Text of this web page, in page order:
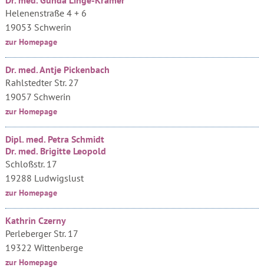
Helenenstraße 4 + 6
19053 Schwerin
zur Homepage
Dr. med. Antje Pickenbach
Rahlstedter Str. 27
19057 Schwerin
zur Homepage
Dipl. med. Petra Schmidt
Dr. med. Brigitte Leopold
Schloßstr. 17
19288 Ludwigslust
zur Homepage
Kathrin Czerny
Perleberger Str. 17
19322 Wittenberge
zur Homepage